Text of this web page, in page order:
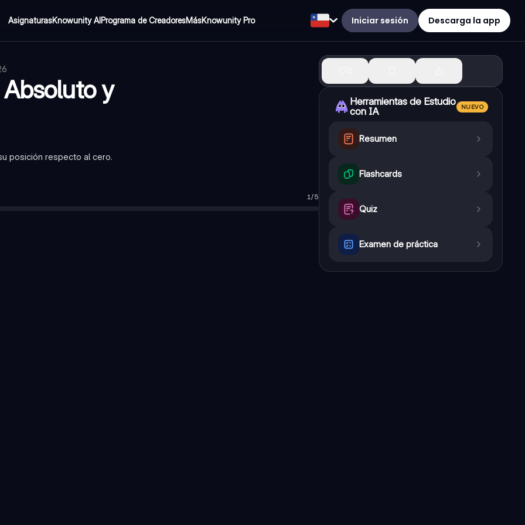
AsignaturasKnowunity AIPrograma de CreadoresMásKnowunity Pro Iniciar sesión Descarga la app
y
posición respecto al cero.
1/5
5, porque está a 5 unidades de distancia del cero.
Herramientas de Estudio
con IA
NUEVO
Resumen
Flashcards
Quiz
Examen de práctica